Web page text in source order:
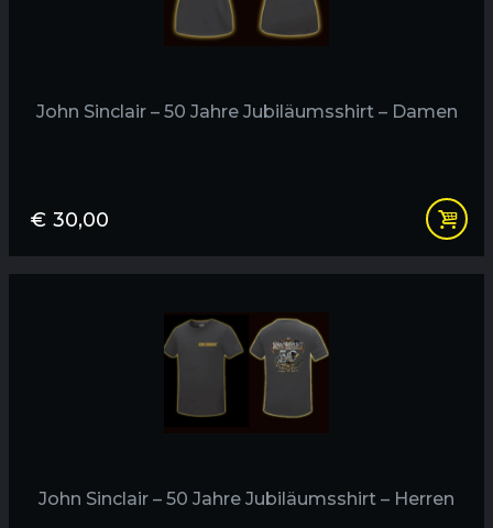
John Sinclair – 50 Jahre Jubiläumsshirt – Damen
€ 30,00
John Sinclair – 50 Jahre Jubiläumsshirt – Herren